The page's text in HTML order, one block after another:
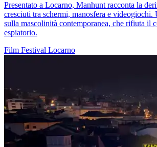
Presentato a Locarno, Manhunt racconta la
cresciuti tra schermi, manosfera e videogiochi.
sulla mascolinità contemporanea, che rifiuta il
espiatorio.
Film Festival Locarno